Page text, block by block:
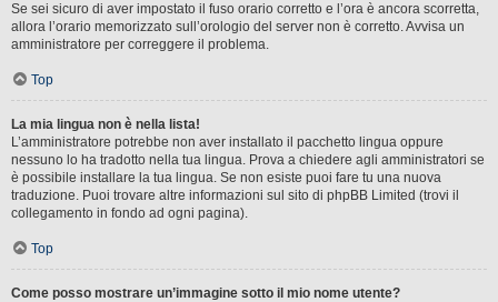
Se sei sicuro di aver impostato il fuso orario corretto e l’ora è ancora scorretta,
allora l’orario memorizzato sull’orologio del server non è corretto. Avvisa un
amministratore per correggere il problema.
Top
La mia lingua non è nella lista!
L’amministratore potrebbe non aver installato il pacchetto lingua oppure
nessuno lo ha tradotto nella tua lingua. Prova a chiedere agli amministratori se
è possibile installare la tua lingua. Se non esiste puoi fare tu una nuova
traduzione. Puoi trovare altre informazioni sul sito di phpBB Limited (trovi il
collegamento in fondo ad ogni pagina).
Top
Come posso mostrare un’immagine sotto il mio nome utente?